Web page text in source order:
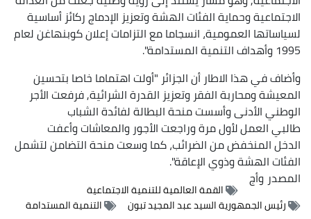
الاجتماعية وحماية الفئات الهشة وتعزيز الإدماج ركائز أساسية
لسياساتها العمومية، انسجاما مع التزامات إعلان كوبنهاغن لعام
1995 وأهداف التنمية المستدامة".
وأضاف في هذا الاطار أن الجزائر "أولت اهتماما خاصا بتحسين
المعيشة ومحاربة الفقر وتعزيز القدرة الشرائية, فرفعت الأجر
الوطني الأدنى وأسست منحة البطالة لفائدة الشباب
طالبي العمل لأول مرة وراجعت الأجور والمعاشات وأعفت
الدخل المنخفض من الضرائب، كما وسعت منحة التضامن لتشمل
الفئات الهشة وذوي الإعاقة".
المصدروأج
القمة العالمية للتنمية الاجتماعية
رئيس الجمهورية السيد عبد المجيد تبون
التنمية المستدامة